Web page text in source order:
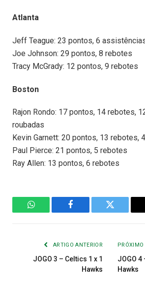
Atlanta
Jeff Teague: 23 pontos, 6
Joe Johnson: 29 pontos, 8 rebotes
Tracy McGrady: 12 pontos, 9 rebotes
Boston
Rajon Rondo: 17 pontos, 14 rebotes,
roubadas
Kevin Garnett: 20 pontos, 13 rebotes,
Paul Pierce: 21 pontos, 5 rebotes
Ray Allen: 13 pontos, 6 rebotes
WhatsAppFacebook Twitter
ARTIGO ANTERIOR
JOGO 3 – Celtics 1 x 1
Hawks
PRÓXIMO
JOGO 4
Hawks